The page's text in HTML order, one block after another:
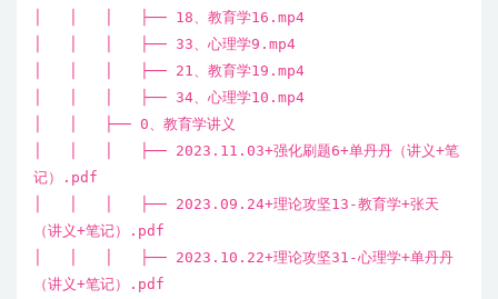
│ │ │ ├── 18、教育学16.mp4
│ │ │ ├── 33、心理学9.mp4
│ │ │ ├── 21、教育学19.mp4
│ │ │ ├── 34、心理学10.mp4
│ │ ├── 0、教育学讲义
│ │ │ ├── 2023.11.03+强化刷题6+单丹丹（讲义+笔
记）.pdf
│ │ │ ├── 2023.09.24+理论攻坚13-教育学+张天
（讲义+笔记）.pdf
│ │ │ ├── 2023.10.22+理论攻坚31-心理学+单丹丹
（讲义+笔记）.pdf